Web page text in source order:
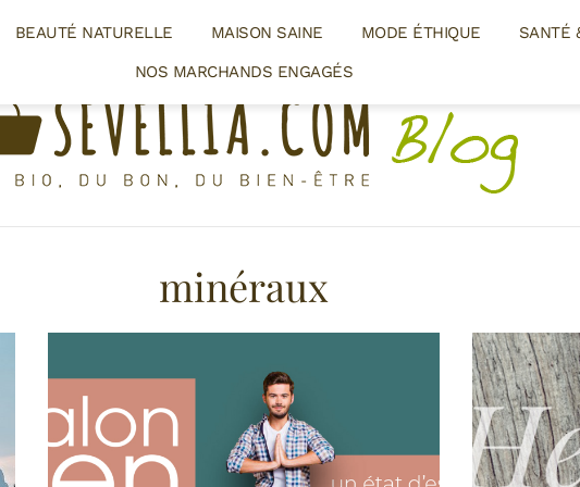
BEAUTÉ NATURELLE MAISON SAINE MODE ÉTHIQUE
SANTÉ
NOS MARCHANDS ENGAGÉS
minéraux